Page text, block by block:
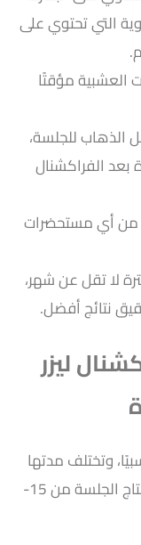
التي تحتوي على
العشبية مؤقتًا
الذهاب للجلسة،
الفراكشنال
من أي مستحضرات
لا تقل عن شهر،
نتائج أفضل.
ليزر
وتختلف مدتها
حسب مساحة المنطقة المراد علاجها، تحتاج الجلسة من 15-